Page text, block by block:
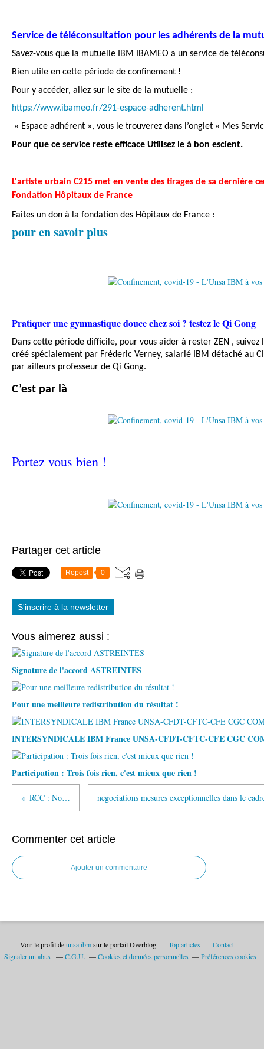
Service de téléconsultation pour les adhérents de la
Savez-vous que la mutuelle IBM IBAMEO a un service de
Bien utile en cette période de confinement !
Pour y accéder, allez sur le site de la mutuelle :
https://www.ibameo.fr/291-espace-adherent.html
« Espace adhérent », vous le trouverez dans l’onglet « Mes
Pour que ce service reste efficace Utilisez le à bon escient.
L'artiste urbain C215 met en vente des tirages de sa dernière
Fondation Hôpitaux de France
Faites un don à la fondation des Hôpitaux de France :
pour en savoir plus
Pratiquer une gymnastique douce chez soi ? testez le Qi Gong
Dans cette période difficile, pour vous aider à rester ZEN , suivez
créé spécialement par Fréderic Verney, salarié IBM détaché au
par ailleurs professeur de Qi Gong.
C’est par là
Portez vous bien !
Partager cet article
Repost 0
S'inscrire à la newsletter
Vous aimerez aussi :
Signature de l'accord ASTREINTES
Pour une meilleure redistribution du résultat !
INTERSYNDICALE IBM France UNSA-CFDT-CFTC-CFE CGC
Participation : Trois fois rien, c'est mieux que rien !
RCC : No GO
Commenter cet article
Ajouter un commentaire
Voir le profil deunsa ibmsur le portail Overblog Top articles
Contact
Signaler un abus
C.G.U. Cookies et données personnelles Préférences cookies